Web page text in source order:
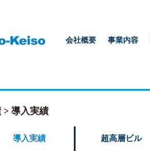
会社概要 事業内容
導入実績
導入実績 超高層ビル